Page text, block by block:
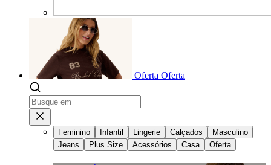
Oferta Oferta
Feminino Infantil Lingerie Calçados
Masculino
Jeans
Plus Size Acessórios Casa Oferta